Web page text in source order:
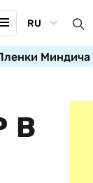
RU
Миндича
В